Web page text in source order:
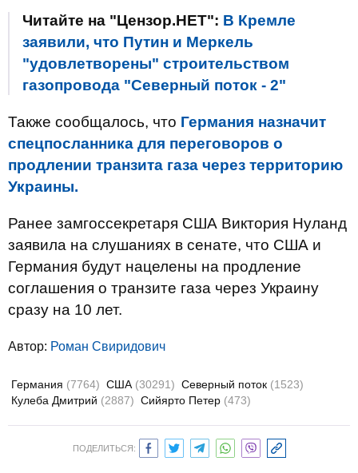
Читайте на "Цензор.НЕТ": В Кремле
заявили, что Путин и Меркель
"удовлетворены" строительством
газопровода "Северный поток - 2"
Также сообщалось, что Германия назначит
спецпосланника для переговоров о
продлении транзита газа через территорию
Украины.
Ранее замгоссекретаря США Виктория Нуланд
заявила на слушаниях в сенате, что США и
Германия будут нацелены на продление
соглашения о транзите газа через Украину
сразу на 10 лет.
Автор: Роман Свиридович
Германия (7764) США (30291) Северный поток (1523)
Кулеба Дмитрий (2887) Сийярто Петер (473)
ПОДЕЛИТЬСЯ: